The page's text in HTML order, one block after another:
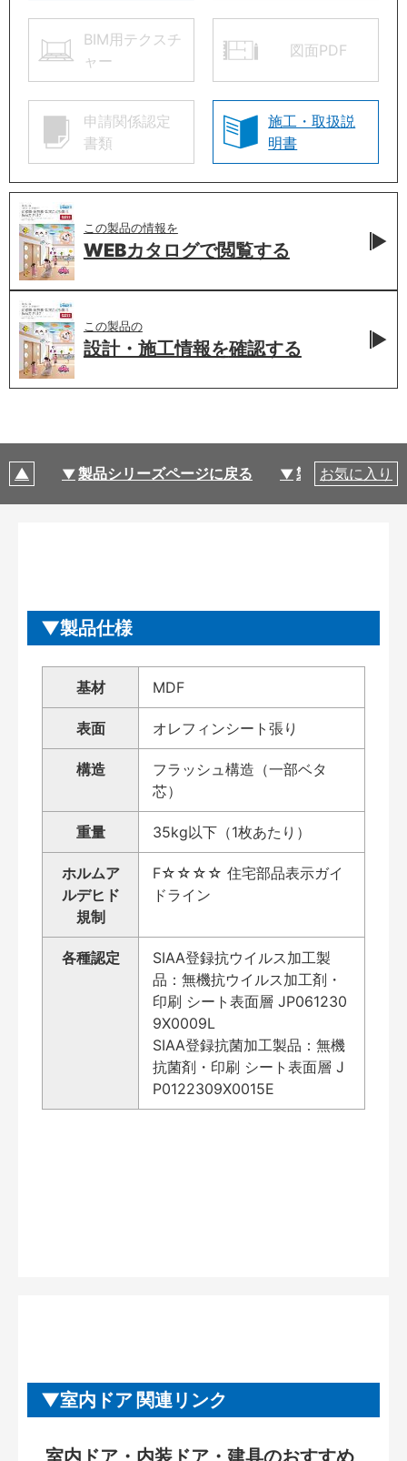
BIM用テクスチ
ャー
図面PDF
申請関係認定
書類
施工・取扱説
明書
この製品の情報を
WEBカタログで閲覧する
この製品の
設計・施工情報を確認する
製品シリーズページに戻る 製品仕様
お気に入り
製品仕様
基材 MDF
表面 オレフィンシート張り
構造
フラッシュ構造（一部ベタ
芯）
重量 35kg以下（1枚あたり）
ホルムア
ルデヒド
規制
F☆☆☆☆ 住宅部品表示ガイ
ドライン
各種認定
SIAA登録抗ウイルス加工製
品：無機抗ウイルス加工剤・
印刷 シート表面層 JP061230
9X0009L
SIAA登録抗菌加工製品：無機
抗菌剤・印刷 シート表面層 J
P0122309X0015E
室内ドア 関連リンク